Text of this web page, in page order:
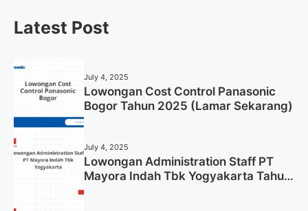
Latest Post
July 4, 2025
Lowongan Cost Control Panasonic
Bogor Tahun 2025 (Lamar Sekarang)
July 4, 2025
Lowongan Administration Staff PT
Mayora Indah Tbk Yogyakarta Tahun